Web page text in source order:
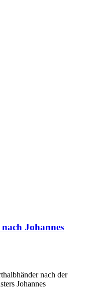
Johannes
nach der
Johannes